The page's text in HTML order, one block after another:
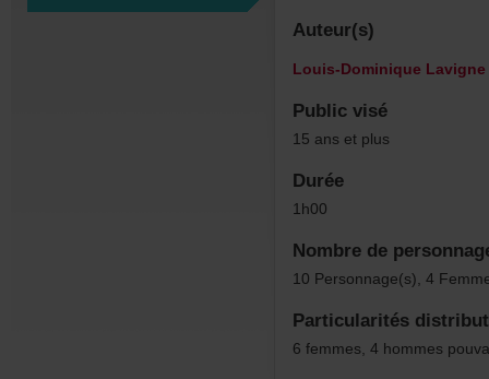
Auteur(s)
Louis-DominiqueLavigne
Publicvisé
15ansetplus
Durée
1h00